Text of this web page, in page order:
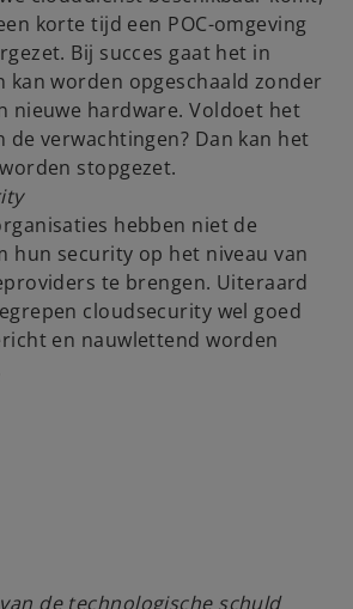
korte tijd een POC-omgeving
Bij succes gaat het in
kan worden opgeschaald zonder
nieuwe hardware. Voldoet het
de verwachtingen? Dan kan het
stopgezet.
hebben niet de
hun security op het niveau van
te brengen. Uiteraard
cloudsecurity wel goed
en nauwlettend worden
de technologische schuld